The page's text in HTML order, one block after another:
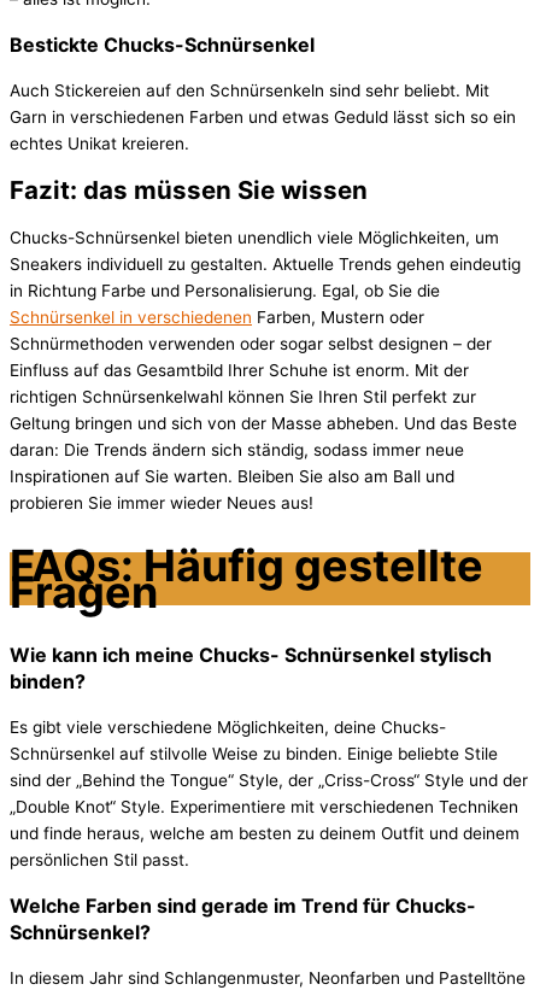
Bestickte Chucks-Schnürsenkel
Auch Stickereien auf den Schnürsenkeln sind sehr beliebt. Mit
Garn in verschiedenen Farben und etwas Geduld lässt sich so ein
echtes Unikat kreieren.
Fazit: das müssen Sie wissen
Chucks-Schnürsenkel bieten unendlich viele Möglichkeiten, um
Sneakers individuell zu gestalten. Aktuelle Trends gehen eindeutig
in Richtung Farbe und Personalisierung. Egal, ob Sie die
Schnürsenkel in verschiedenen Farben, Mustern oder
Schnürmethoden verwenden oder sogar selbst designen – der
Einfluss auf das Gesamtbild Ihrer Schuhe ist enorm. Mit der
richtigen Schnürsenkelwahl können Sie Ihren Stil perfekt zur
Geltung bringen und sich von der Masse abheben. Und das Beste
daran: Die Trends ändern sich ständig, sodass immer neue
Inspirationen auf Sie warten. Bleiben Sie also am Ball und
probieren Sie immer wieder Neues aus!
FAQs: Häufig gestellte
Fragen
Wie kann ich meine Chucks- Schnürsenkel stylisch
binden?
Es gibt viele verschiedene Möglichkeiten, deine Chucks-
Schnürsenkel auf stilvolle Weise zu binden. Einige beliebte Stile
sind der „Behind the Tongue“ Style, der „Criss-Cross“ Style und der
„Double Knot“ Style. Experimentiere mit verschiedenen Techniken
und finde heraus, welche am besten zu deinem Outfit und deinem
persönlichen Stil passt.
Welche Farben sind gerade im Trend für Chucks-
Schnürsenkel?
In diesem Jahr sind Schlangenmuster, Neonfarben und Pastelltöne